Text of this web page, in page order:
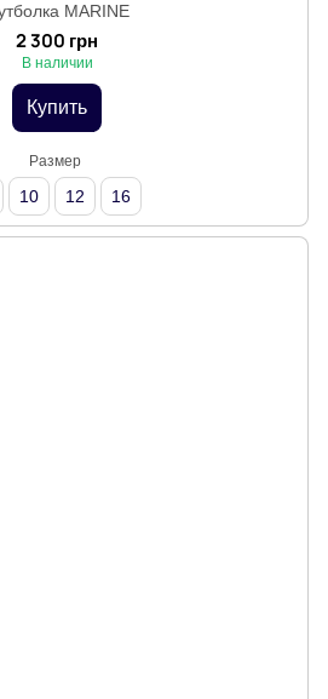
MARINE
2 300 грн
В наличии
Купить
Размер
10 12 16